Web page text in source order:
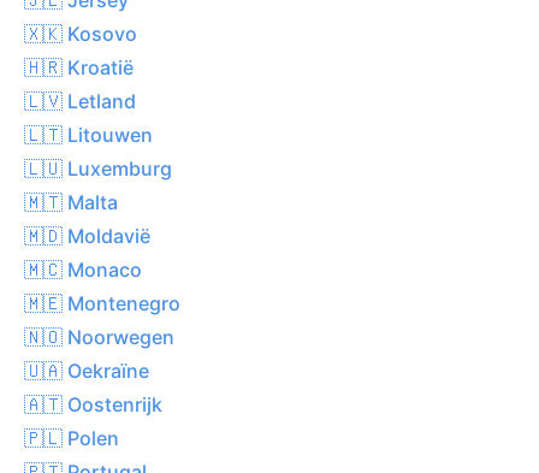
🇽🇰 Kosovo
🇭🇷 Kroatië
🇱🇻 Letland
🇱🇹 Litouwen
🇱🇺 Luxemburg
🇲🇹 Malta
🇲🇩 Moldavië
🇲🇨 Monaco
🇲🇪 Montenegro
🇳🇴 Noorwegen
🇺🇦 Oekraïne
🇦🇹 Oostenrijk
🇵🇱 Polen